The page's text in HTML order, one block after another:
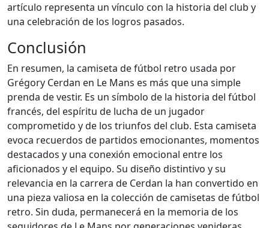
artículo representa un vínculo con la historia del club y
una celebración de los logros pasados.
Conclusión
En resumen, la camiseta de fútbol retro usada por
Grégory Cerdan en Le Mans es más que una simple
prenda de vestir. Es un símbolo de la historia del fútbol
francés, del espíritu de lucha de un jugador
comprometido y de los triunfos del club. Esta camiseta
evoca recuerdos de partidos emocionantes, momentos
destacados y una conexión emocional entre los
aficionados y el equipo. Su diseño distintivo y su
relevancia en la carrera de Cerdan la han convertido en
una pieza valiosa en la colección de camisetas de fútbol
retro. Sin duda, permanecerá en la memoria de los